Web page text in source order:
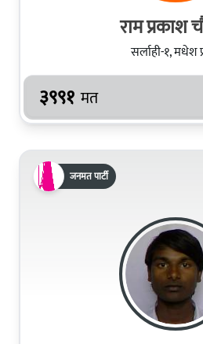
राम प्रकाश
सर्लाही-१, मधेश
३९९१ मत
जनमत पार्टी